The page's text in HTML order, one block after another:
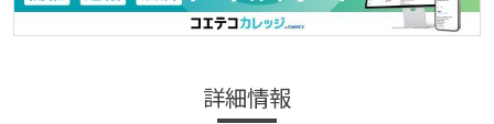
詳細情報